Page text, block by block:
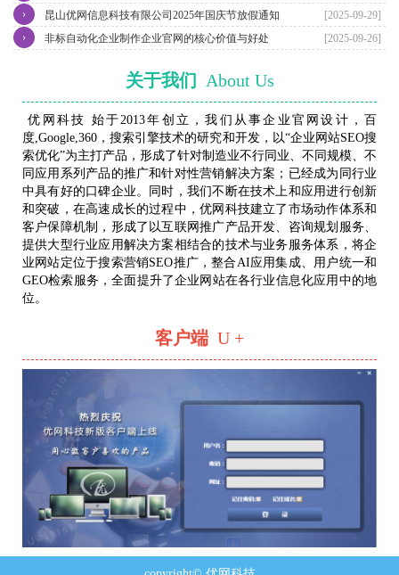
[2025-09-29]
昆山优网信息科技有限公司2025年国庆节放假通知
›
[2025-09-26]
非标自动化企业制作企业官网的核心价值与好处
›
关于我们 About Us
优网科技 始于2013年创立，我们从事企业官网设计，百
度,Google,360，搜索引擎技术的研究和开发，以“企业网站SEO搜
索优化”为主打产品，形成了针对制造业不行同业、不同规模、不
同应用系列产品的推广和针对性营销解决方案；已经成为同行业
中具有好的口碑企业。同时，我们不断在技术上和应用进行创新
和突破，在高速成长的过程中，优网科技建立了市场动作体系和
客户保障机制，形成了以互联网推广产品开发、咨询规划服务、
提供大型行业应用解决方案相结合的技术与业务服务体系，将企
业网站定位于搜索营销SEO推广，整合AI应用集成、用户统一和
GEO检索服务，全面提升了企业网站在各行业信息化应用中的地
位。
客户端 U +